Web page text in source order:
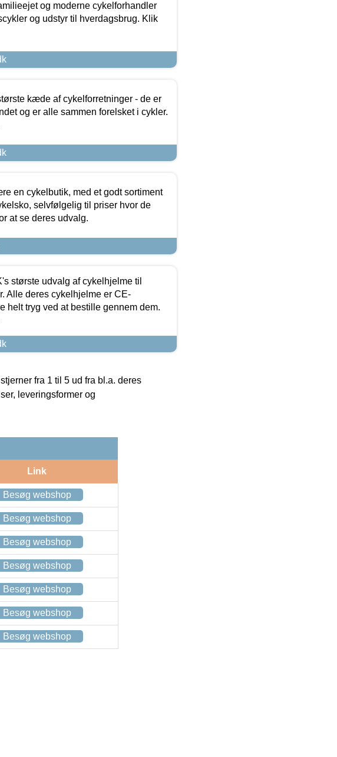
og moderne cykelforhandler
og udstyr til hverdagsbrug. Klik
kæde af cykelforretninger - de er
og er alle sammen forelsket i cykler.
en cykelbutik, med et godt sortiment
selvfølgelig til priser hvor de
at se deres udvalg.
største udvalg af cykelhjelme til
Alle deres cykelhjelme er CE-
helt tryg ved at bestille gennem dem.
fra 1 til 5 ud fra bl.a. deres
leveringsformer og
Link
Besøg webshop
Besøg webshop
Besøg webshop
Besøg webshop
Besøg webshop
Besøg webshop
Besøg webshop